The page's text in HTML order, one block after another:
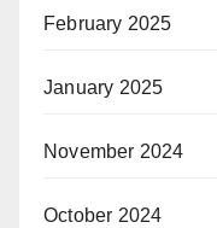
February 2025
January 2025
November 2024
October 2024